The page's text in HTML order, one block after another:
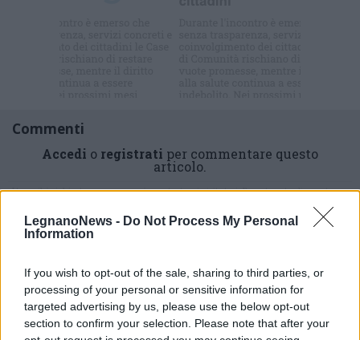
LegnanoNews - Do Not Process My Personal
Information
If you wish to opt-out of the sale, sharing to third parties, or
processing of your personal or sensitive information for
targeted advertising by us, please use the below opt-out
section to confirm your selection. Please note that after your
Commenti
Accedi o registrati per commentare questo
articolo.
L'email è richiesta ma non verrà mostrata ai visitatori. Il contenuto di questo
di VareseNews.it, che rimane autonoma e indipendente. I messaggi inclusi nei
commenti non sono testi giornalistici, ma post inviati dai singoli lettori che
possono essere automaticamente pubblicati senza filtro preventivo. I commenti
che includano uno o più link a siti esterni verranno rimossi in automatico dal